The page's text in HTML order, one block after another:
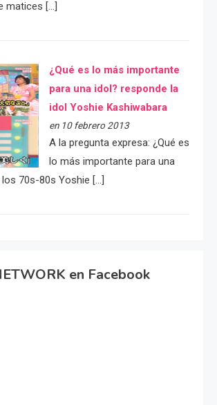
matices […]
¿Qué es lo más importante
para una idol? responde la
idol Yoshie Kashiwabara
en 10 febrero 2013
A la pregunta expresa: ¿Qué es
lo más importante para una
70s-80s Yoshie […]
en Facebook